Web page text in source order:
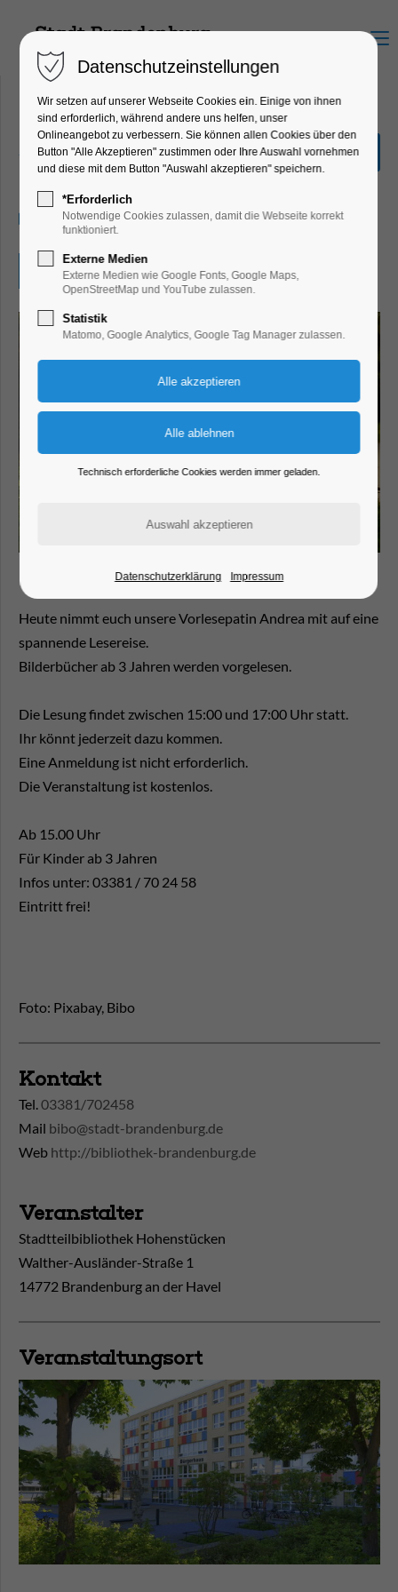
Menu
„Die Vorlese-Oma kommt“
Kinder, Jugend, Lesung, Mitmach-Aktion
18.06.2026, 15:00–17:00
Eintritt frei
Heute nimmt euch unsere Vorlesepatin Andrea mit auf eine
spannende Lesereise.
Bilderbücher ab 3 Jahren werden vorgelesen.
Die Lesung findet zwischen 15:00 und 17:00 Uhr statt.
Ihr könnt jederzeit dazu kommen.
Eine Anmeldung ist nicht erforderlich.
Die Veranstaltung ist kostenlos.
Ab 15.00 Uhr
Für Kinder ab 3 Jahren
Infos unter: 03381 / 70 24 58
Eintritt frei!
Foto: Pixabay, Bibo
Kontakt
Tel.03381/702458
Mail bibo@stadt-brandenburg.de
Web http://bibliothek-brandenburg.de
Veranstalter
Stadtteilbibliothek Hohenstücken
Walther-Ausländer-Straße 1
14772 Brandenburg an der Havel
Veranstaltungsort
Datenschutzeinstellungen
Wir setzen auf unserer Webseite Cookies ein. Einige von ihnen
sind erforderlich, während andere uns helfen, unser
Onlineangebot zu verbessern. Sie können allen Cookies über den
Button "Alle Akzeptieren" zustimmen oder Ihre Auswahl vornehmen
und diese mit dem Button "Auswahl akzeptieren" speichern.
*Erforderlich
Notwendige Cookies zulassen, damit die Webseite korrekt
funktioniert.
Externe Medien
Externe Medien wie Google Fonts, Google Maps,
OpenStreetMap und YouTube zulassen.
Statistik
Matomo, Google Analytics, Google Tag Manager zulassen.
Technisch erforderliche Cookies werden immer geladen.
Datenschutzerklärung Impressum